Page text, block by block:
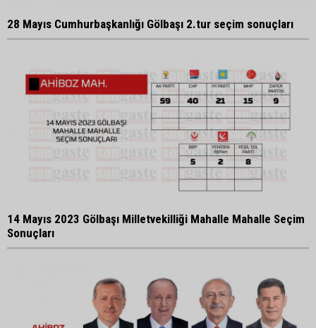
28 Mayıs Cumhurbaşkanlığı Gölbaşı 2.tur seçim sonuçları
14 Mayıs 2023 Gölbaşı Milletvekilliği Mahalle Mahalle Seçim
Sonuçları